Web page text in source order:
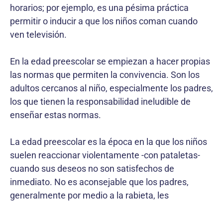
horarios; por ejemplo, es una pésima práctica
permitir o inducir a que los niños coman cuando
ven televisión.
En la edad preescolar se empiezan a hacer propias
las normas que permiten la convivencia. Son los
adultos cercanos al niño, especialmente los padres,
los que tienen la responsabilidad ineludible de
enseñar estas normas.
La edad preescolar es la época en la que los niños
suelen reaccionar violentamente -con pataletas-
cuando sus deseos no son satisfechos de
inmediato. No es aconsejable que los padres,
generalmente por medio a la rabieta, les